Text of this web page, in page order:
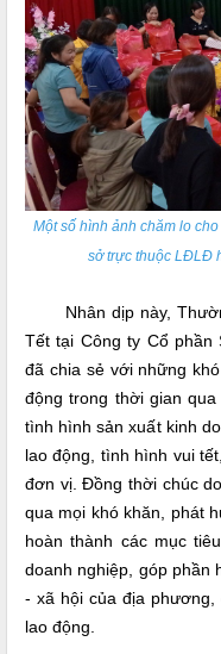
Một số hình ảnh chăm lo
sở trực thuộc LĐLĐ
Nhân dịp này,
Tết tại Công ty Cổ
đã chia sẻ với những
động trong thời gian
tình hình sản xuất kinh
lao động, tình hình vui
đơn vị. Đồng thời chúc
qua mọi khó khăn, phát
hoàn thành các mục
doanh nghiệp, góp phần
- xã hội của địa
lao động.